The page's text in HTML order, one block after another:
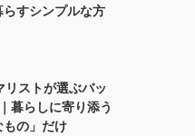
すシンプルな方
リストが選ぶバッ
暮らしに寄り添う
もの」だけ